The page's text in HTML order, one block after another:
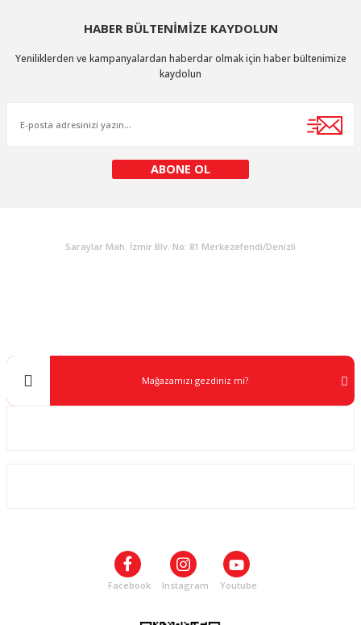
HABER BÜLTENİMİZE KAYDOLUN
Yeniliklerden ve kampanyalardan haberdar olmak için haber bültenimize
kaydolun
ABONE OL
Saraylar Mah. İzmir Blv. No: 81 Merkezefendi/Denizli
Mağazamızı gezdiniz mi?
Facebook Instagram Youtube